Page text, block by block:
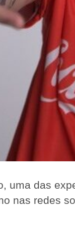
uma das
nas redes